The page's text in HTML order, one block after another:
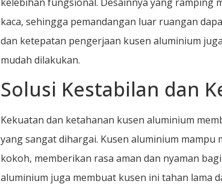
kaca, sehingga pemandangan luar ruangan
dan ketepatan pengerjaan kusen aluminium
mudah dilakukan.
Solusi Kestabilan dan
Kekuatan dan ketahanan kusen aluminium
yang sangat dihargai. Kusen aluminium mampu
kokoh, memberikan rasa aman dan nyaman
aluminium juga membuat kusen ini tahan lama